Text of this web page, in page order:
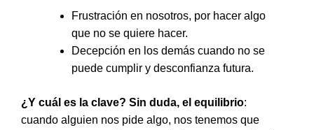
Frustración en nosotros, por hacer algo
que no se quiere hacer.
Decepción en los demás cuando no se
puede cumplir y desconfianza futura.
¿Y cuál es la clave? Sin duda, el equilibrio:
cuando alguien nos pide algo, nos tenemos que